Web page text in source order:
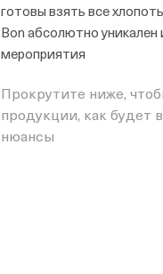
готовы взять все
Bon абсолютно
мероприятия
Прокрутите ниже,
продукции, как будет
нюансы